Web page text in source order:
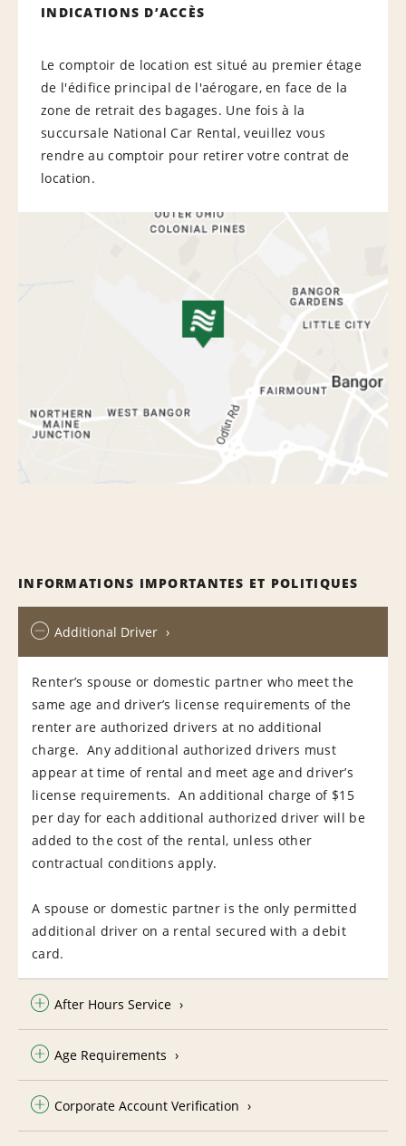
INDICATIONS D’ACCÈS
Le comptoir de location est situé au premier étage
de l'édifice principal de l'aérogare, en face de la
zone de retrait des bagages. Une fois à la
succursale National Car Rental, veuillez vous
rendre au comptoir pour retirer votre contrat de
location.
INFORMATIONS IMPORTANTES ET POLITIQUES
Additional Driver
Renter’s spouse or domestic partner who meet the
same age and driver’s license requirements of the
renter are authorized drivers at no additional
charge. Any additional authorized drivers must
appear at time of rental and meet age and driver’s
license requirements. An additional charge of $15
per day for each additional authorized driver will be
added to the cost of the rental, unless other
contractual conditions apply.
A spouse or domestic partner is the only permitted
additional driver on a rental secured with a debit
card.
After Hours Service
Age Requirements
Corporate Account Verification